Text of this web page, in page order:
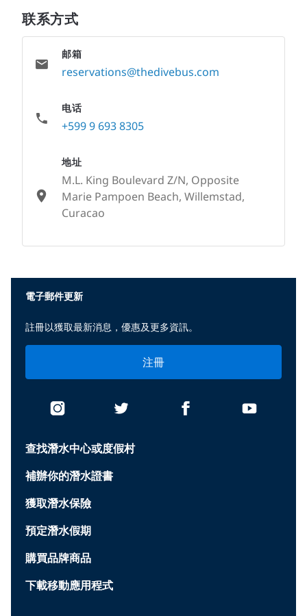
联系方式
邮箱
reservations@thedivebus.com
电话
+599 9 693 8305
地址
M.L. King Boulevard Z/N, Opposite
Marie Pampoen Beach, Willemstad,
Curacao
查找潛水中心或度假村
補辦你的潛水證書
獲取潛水保險
預定潛水假期
購買品牌商品
下載移動應用程式
電子郵件更新
註冊以獲取最新消息，優惠及更多資訊。
注冊